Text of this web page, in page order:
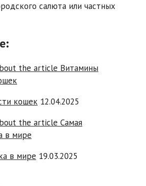
салюта или частных
кошек 12.04.2025
в мире 19.03.2025